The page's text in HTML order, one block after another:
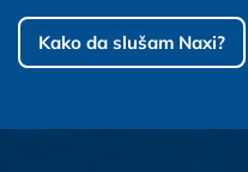
Kako da slušam Naxi?